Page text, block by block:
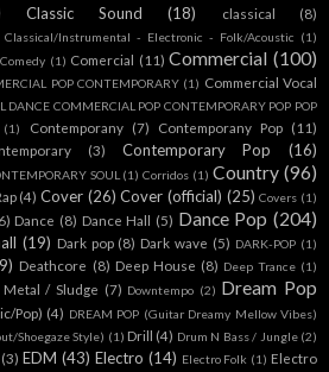
Classic Sound (18) classical (8)
Classical/Instrumental - Electronic - Folk/Acoustic (1)
Comedy (1) Comercial (11) Commercial (100)
POP CONTEMPORARY (1) Commercial Vocal
DANCE COMMERCIAL POP CONTEMPORARY POP POP
(1) Contemporany (7) Contemporany Pop (11)
(3) Contemporary Pop
(16)
SOUL (1) Corridos (1) Country (96)
(4) Cover (26) Cover (official) (25) Covers (1)
Dance (8) Dance Hall (5) Dance Pop (204)
(19) Dark pop (8) Dark wave (5) DARK-POP (1)
Deathcore (8) Deep House (8) Deep Trance (1)
Metal / Sludge (7) Downtempo (2) Dream Pop
Pop) (4) DREAM POP (Guitar Dreamy Mellow Vibes)
Shoegaze Style) (1) Drill (4) Drum N Bass / Jungle (2)
(3) EDM (43) Electro (14) Electro Folk (1) Electro